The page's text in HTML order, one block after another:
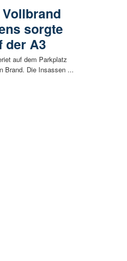
sorgte
der A3
auf dem Parkplatz
Brand. Die Insassen ...